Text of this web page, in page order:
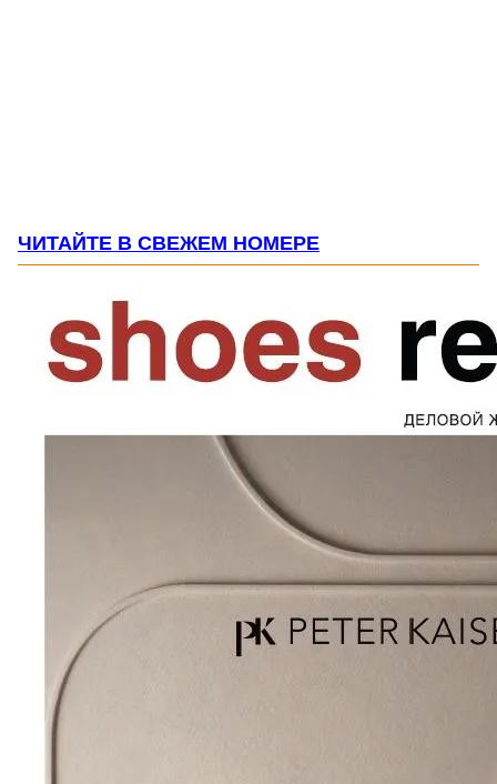
ЧИТАЙТЕ В СВЕЖЕМ НОМЕРЕ